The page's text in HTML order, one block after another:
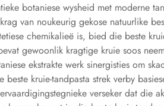
botaniese wysheid met moderne
van noukeurig gekose natuurlike
chemikalieë is, bied die beste
gewoonlik kragtige kruie soos
ekstrakte werk sinergisties om
kruie-tandpasta strek verby
verseker dat die